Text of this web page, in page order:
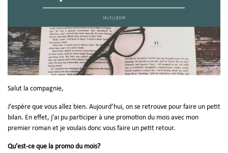
Salut la compagnie,
J’espère que vous allez bien. Aujourd’hui, on se retrouve pour faire un petit
bilan. En effet, j’ai pu participer à une promotion du mois avec mon
premier roman et je voulais donc vous faire un petit retour.
Qu’est-ce que la promo du mois?